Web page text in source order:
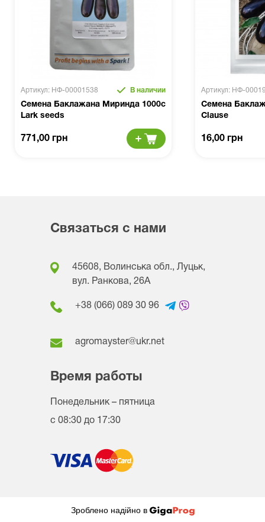
Артикул: НФ-00001538 В наличии
Семена Баклажана Миринда 1000с
Lark seeds
771,00 грн
Артикул: НФ-
Семена
Clause
16,00 грн
Связаться с нами
45608, Волинська обл., Луцьк,
вул. Ранкова, 26A
+38 (066) 089 30 96
agromayster@ukr.net
Время работы
Понедельник – пятница
с 08:30 до 17:30
Зроблено надійно в